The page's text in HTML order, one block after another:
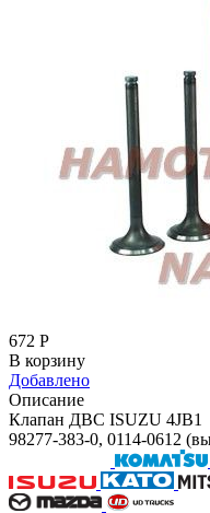
672 Р
В корзину
Добавлено
Описание
Клапан ДВС ISUZU 4JB1
98277-383-0, 0114-0612